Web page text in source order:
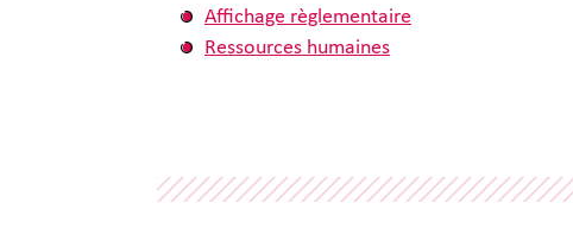
Affichage règlementaire
Ressources humaines